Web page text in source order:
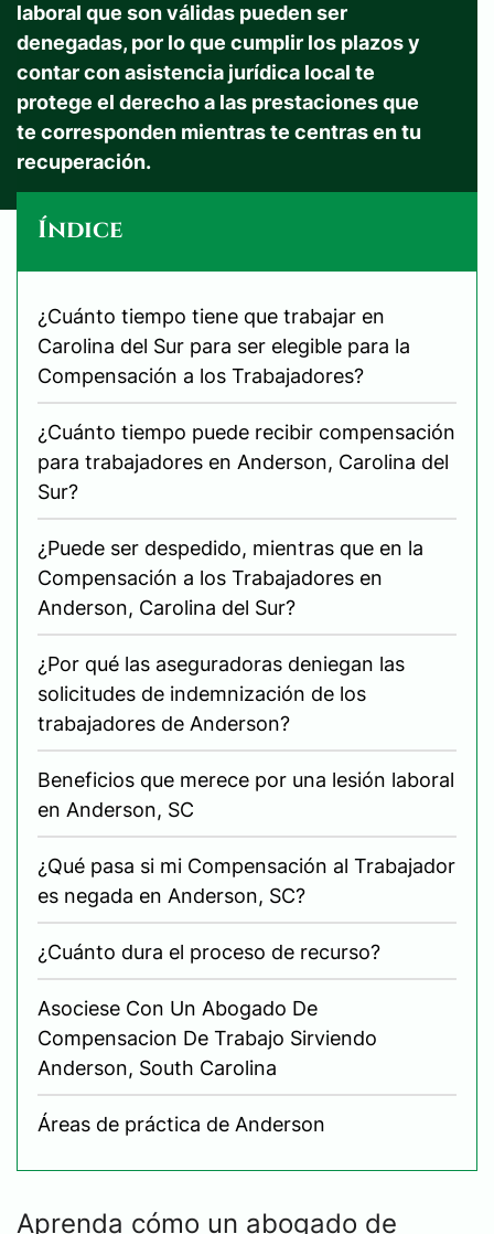
laboral que son válidas pueden ser
denegadas, por lo que cumplir los plazos y
contar con asistencia jurídica local te
protege el derecho a las prestaciones que
te corresponden mientras te centras en tu
recuperación.
Índice
¿Cuánto tiempo tiene que trabajar en
Carolina del Sur para ser elegible para la
Compensación a los Trabajadores?
¿Cuánto tiempo puede recibir compensación
para trabajadores en Anderson, Carolina del
Sur?
¿Puede ser despedido, mientras que en la
Compensación a los Trabajadores en
Anderson, Carolina del Sur?
¿Por qué las aseguradoras deniegan las
solicitudes de indemnización de los
trabajadores de Anderson?
Beneficios que merece por una lesión laboral
en Anderson, SC
¿Qué pasa si mi Compensación al Trabajador
es negada en Anderson, SC?
¿Cuánto dura el proceso de recurso?
Asociese Con Un Abogado De
Compensacion De Trabajo Sirviendo
Anderson, South Carolina
Áreas de práctica de Anderson
Aprenda cómo un abogado de